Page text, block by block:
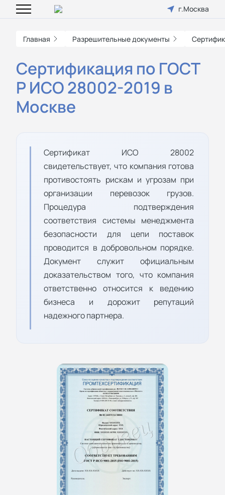
г.Москва
Главная Разрешительные документы
Сертификация по ГОСТ
Р ИСО 28002-2019 в
Москве
Сертификат ИСО 28002
свидетельствует, что компания готова
противостоять рискам и угрозам при
организации перевозок грузов.
Процедура подтверждения
соответствия системы ме­неджмента
безопасности для цепи поставок
проводится в добровольном порядке.
Документ служит официальным
доказательством того, что компания
ответственно относится к ведению
бизнеса и дорожит репутаций
надежного партнера.